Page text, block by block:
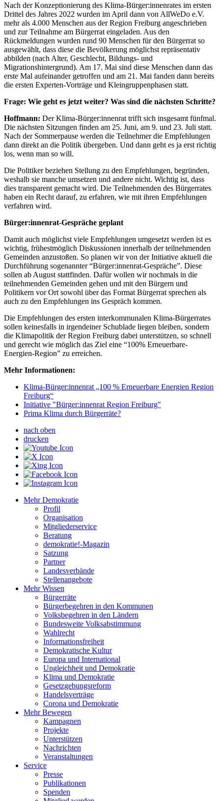
Nach der Konzeptionierung des Klima-Bürger:innenrates im ersten
Drittel des Jahres 2022 wurden im April dann von AllWeDo e.V.
mehr als 4.000 Menschen aus der Region Freiburg angeschrieben
und zur Teilnahme am Bürgerrat eingeladen. Aus den
Rückmeldungen wurden rund 90 Menschen für den Bürgerrat so
ausgewählt, dass diese die Bevölkerung möglichst repräsentativ
abbilden (nach Alter, Geschlecht, Bildungs- und
Migrationshintergrund). Am 17. Mai sind diese Menschen dann das
erste Mal aufeinander getroffen und am 21. Mai fanden dann bereits
die ersten Experten-Vorträge und Kleingruppenphasen statt.
Frage: Wie geht es jetzt weiter? Was sind die nächsten Schritte?
Hoffmann: Der Klima-Bürger:innenrat trifft sich insgesamt fünfmal.
Die nächsten Sitzungen finden am 25. Juni, am 9. und 23. Juli statt.
Nach der Sommerpause werden die Teilnehmer die Empfehlungen
dann direkt an die Politik übergeben. Und dann geht es ja erst richtig
los, wenn man so will.
Die Politiker beziehen Stellung zu den Empfehlungen, begründen,
weshalb sie manche umsetzen und andere nicht. Wichtig ist, dass
dies transparent gemacht wird. Die Teilnehmenden des Bürgerrates
haben ein Recht darauf, zu erfahren, wie mit ihren Empfehlungen
verfahren wird.
Bürger:innenrat-Gespräche geplant
Damit auch möglichst viele Empfehlungen umgesetzt werden ist es
wichtig, frühestmöglich Diskussionen innerhalb der teilnehmenden
Gemeinden anzustoßen. So planen wir von der Initiative aktuell die
Durchführung sogenannter “Bürger:innenrat-Gespräche”. Diese
sollen ab August stattfinden. Dafür wollen wir nochmals in die
teilnehmenden Gemeinden gehen und mit den Bürgern und
Politikern vor Ort sowohl über das Format Bürgerrat sprechen als
auch zu den Empfehlungen ins Gespräch kommen.
Die Empfehlungen des ersten interkommunalen Klima-Bürgerrates
sollen keinesfalls in irgendeiner Schublade liegen bleiben, sondern
die Klimapolitik der Region Freiburg dabei unterstützen, so schnell
und gerecht wie möglich das Ziel eine “100% Erneuerbare-
Energien-Region” zu erreichen.
Mehr Informationen:
Klima-Bürger:innenrat „100 % Erneuerbare Energien Region
Freiburg“
Initiative "Bürger:innenrat Region Freiburg"
Prima Klima durch Bürgerräte?
nach oben
drucken
Mehr Demokratie
Profil
Organisation
Mitgliederservice
Beratung
demokratie!-Magazin
Satzung
Partner
Landesverbände
Stellenangebote
Mehr Wissen
Bürgerräte
Bürgerbegehren in den Kommunen
Volksbegehren in den Ländern
Bundesweite Volksabstimmung
Wahlrecht
Informationsfreiheit
Demokratische Kultur
Europa und International
Ungleichheit und Demokratie
Klima und Demokratie
Gesetzgebungsreform
Handelsverträge
Corona und Demokratie
Mehr Bewegen
Kampagnen
Projekte
Unterstützen
Nachrichten
Veranstaltungen
Service
Presse
Publikationen
Spenden